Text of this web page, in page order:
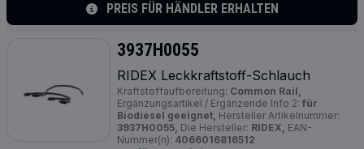
PREIS FÜR HÄNDLER ERHALTEN
3937H0055
RIDEX Leckkraftstoff-Schlauch
Kraftstoffaufbereitung: Common Rail,
Ergänzungsartikel / Ergänzende Info 2: für
Biodiesel geeignet, Hersteller Artikelnummer:
3937H0055, Die Hersteller: RIDEX, EAN-
Nummer(n): 4066016816512